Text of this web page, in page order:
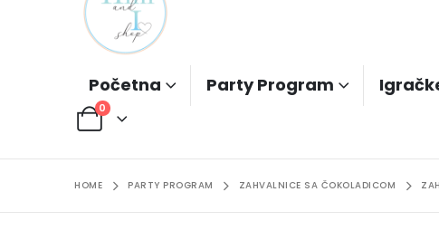
Početna Party Program
0
HOME PARTY PROGRAM ZAHVALNICE SA ČOKOLADICOM